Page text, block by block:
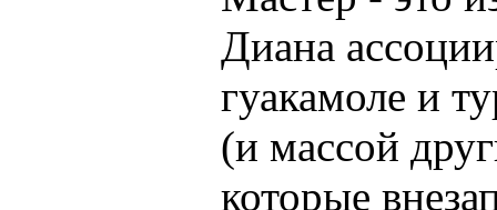
Диана
гуакамоле и
(и массой
которые